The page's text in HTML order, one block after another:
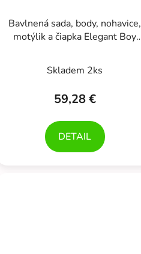
Bavlnená sada, body, nohavice,
motýlik a čiapka Elegant Boy
Skladem 2ks
59,28 €
DETAIL